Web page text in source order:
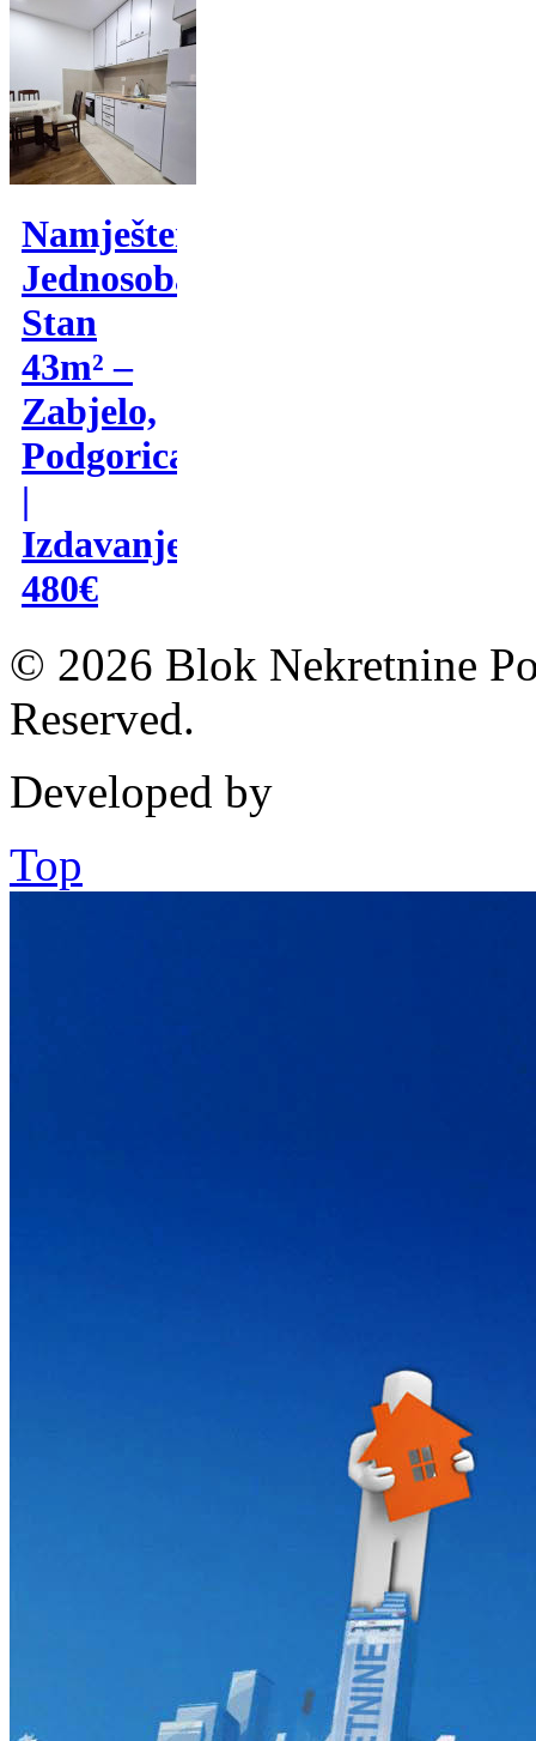
Namješten
Jednosoban
Stan
43m² –
Zabjelo,
Podgorica
|
Izdavanje
480€
© 2026 Blok Nekretnine
Reserved.
Developed by
Top